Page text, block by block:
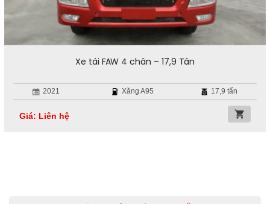
Xe tải FAW 4 chân – 17,9 Tấn
2021 Xăng A95 17,9 tấn
Giá: Liên hệ